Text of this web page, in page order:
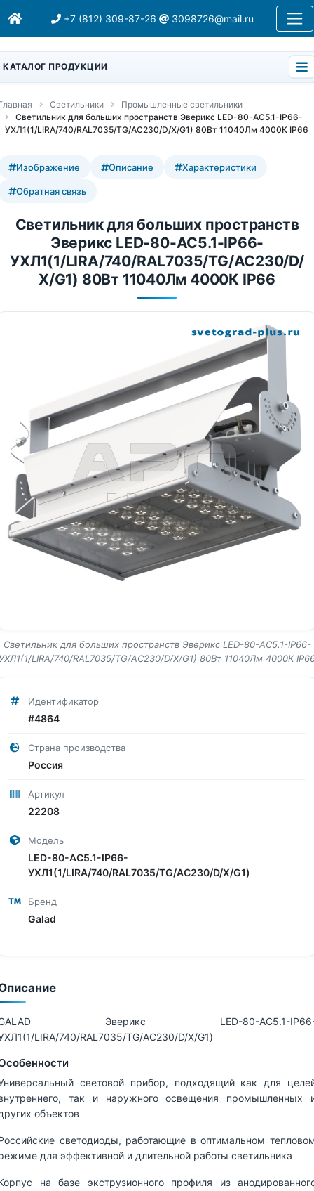
+7 (812) 309-87-26 3098726@mail.ru
КАТАЛОГ ПРОДУКЦИИ
Светильники
Промышленные светильники
Светильник для больших пространств Эверикс LED-80-АС5.1-IP66-
УХЛ1(1/LIRA/740/RAL7035/TG/AC230/D/Х/G1) 80Вт 11040Лм 4000К IP66
Изображение Описание Характеристики
Обратная связь
Светильник для больших пространств
Эверикс LED-80-АС5.1-IP66-
УХЛ1(1/LIRA/740/RAL7035/TG/AC230/D/
Х/G1) 80Вт 11040Лм 4000К IP66
Светильник для больших пространств Эверикс LED-80-АС5.1-IP66-
LIRA/740/RAL7035/TG/AC230/D/Х/G1) 80Вт 11040Лм 4000К
Идентификатор
#4864
Страна производства
Россия
Артикул
22208
Модель
LED-80-АС5.1-IP66-
УХЛ1(1/LIRA/740/RAL7035/TG/AC230/D/Х/G1)
Бренд
Galad
Эверикс LED-80-АС5.1-
LIRA/740/RAL7035/TG/AC230/D/Х/G1)
световой прибор, подходящий как для
так и наружного освещения промышленных
объектов
светодиоды, работающие в оптимальном
для эффективной и длительной работы светильника
на базе экструзионного профиля из